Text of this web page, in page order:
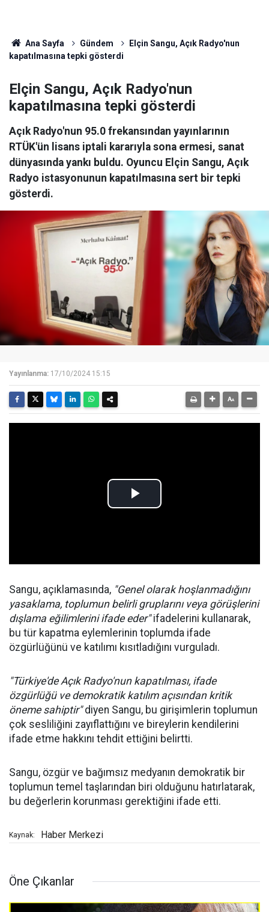
Ana Sayfa Gündem
Elçin Sangu, Açık Radyo'nun
kapatılmasına tepki gösterdi
Elçin Sangu, Açık Radyo'nun
kapatılmasına tepki gösterdi
Açık Radyo'nun 95.0 frekansından yayınlarının
RTÜK'ün lisans iptali kararıyla sona ermesi, sanat
dünyasında yankı buldu. Oyuncu Elçin Sangu, Açık
Radyo istasyonunun kapatılmasına sert bir tepki
gösterdi.
Yayınlanma: 17/10/2024 15:15
Sangu, açıklamasında, "Genel olarak hoşlanmadığını
yasaklama, toplumun belirli gruplarını veya görüşlerini
dışlama eğilimlerini ifade eder"ifadelerini kullanarak,
bu tür kapatma eylemlerinin toplumda ifade
özgürlüğünü ve katılımı kısıtladığını vurguladı.
"Türkiye'de Açık Radyo'nun kapatılması, ifade
özgürlüğü ve demokratik katılım açısından kritik
öneme sahiptir"diyen Sangu, bu girişimlerin toplumun
çok sesliliğini zayıflattığını ve bireylerin kendilerini
ifade etme hakkını tehdit ettiğini belirtti.
Sangu, özgür ve bağımsız medyanın demokratik bir
toplumun temel taşlarından biri olduğunu hatırlatarak,
bu değerlerin korunması gerektiğini ifade etti.
Kaynak: Haber Merkezi
Öne Çıkanlar